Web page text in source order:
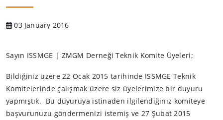
03 January 2016
Sayın ISSMGE | ZMGM Derneği Teknik Komite Üyeleri;
Bildiğiniz üzere 22 Ocak 2015 tarihinde ISSMGE Teknik
Komitelerinde çalışmak üzere siz üyelerimize bir duyuru
yapmıştık. Bu duyuruya istinaden ilgilendiğiniz komiteye
başvurunuzu göndermenizi istemiş ve 27 Şubat 2015